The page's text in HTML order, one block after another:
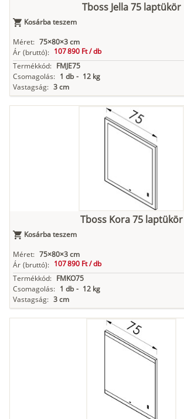
Tboss Jella 75 laptükör
Kosárba teszem
Méret: 75×80×3 cm
Ár (bruttó): 107 890 Ft /db
Termékkód: FMJE75
Csomagolás: 1 db - 12 kg
Vastagság: 3 cm
Tboss Kora 75 laptükör
Kosárba teszem
Méret: 75×80×3 cm
Ár (bruttó): 107 890 Ft /db
Termékkód: FMKO75
Csomagolás: 1 db - 12 kg
Vastagság: 3 cm